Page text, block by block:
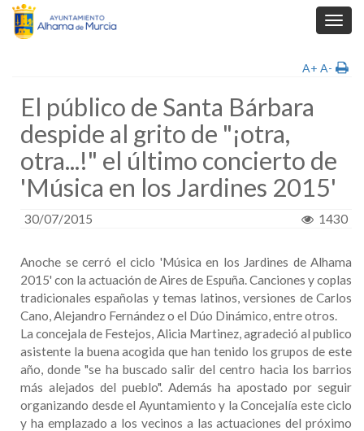
A+ A-
El público de Santa Bárbara
despide al grito de "¡otra,
otra...!" el último concierto de
'Música en los Jardines 2015'
30/07/2015 1430
Anoche se cerró el ciclo 'Música en los Jardines de Alhama
2015' con la actuación de Aires de Espuña. Canciones y coplas
tradicionales españolas y temas latinos, versiones de Carlos
Cano, Alejandro Fernández o el Dúo Dinámico, entre otros.
La concejala de Festejos, Alicia Martinez, agradeció al publico
asistente la buena acogida que han tenido los grupos de este
año, donde "se ha buscado salir del centro hacia los barrios
más alejados del pueblo". Además ha apostado por seguir
organizando desde el Ayuntamiento y la Concejalía este ciclo
y ha emplazado a los vecinos a las actuaciones del próximo